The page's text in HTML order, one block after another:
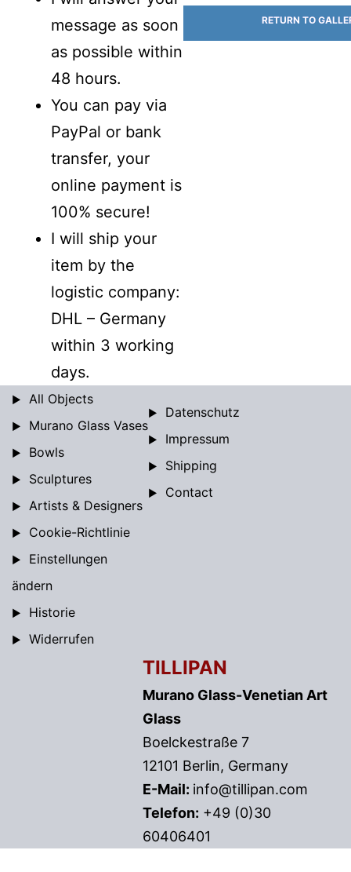
message as soon
as possible within
48 hours.
You can pay via
PayPal or bank
transfer, your
online payment is
100% secure!
I will ship your
item by the
logistic company:
DHL – Germany
within 3 working
days.
RETURN TO
All Objects
Murano Glass Vases
Bowls
Sculptures
Artists & Designers
Datenschutz
Impressum
Shipping
Contact
Cookie-Richtlinie
Einstellungen
ändern
Historie
Widerrufen
TILLIPAN
Murano Glass-Venetian Art
Glass
Boelckestraße 7
12101 Berlin, Germany
E-Mail: info@tillipan.com
Telefon: +49 (0)30
60406401